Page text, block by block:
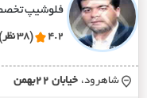
فلوشیپ
4.2 (38 نظر)
شاهرود، خيابان 22بهمن